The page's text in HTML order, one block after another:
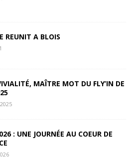
REUNIT A BLOIS
MAÎTRE MOT DU FLY’IN DE
: UNE JOURNÉE AU COEUR DE